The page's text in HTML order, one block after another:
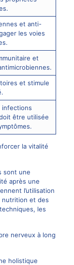
et anti-
les voies
et
et stimule
infections
être utilisée
la vitalité
sont une
après une
l’utilisation
nutrition et des
les
nerveux à long
holistique